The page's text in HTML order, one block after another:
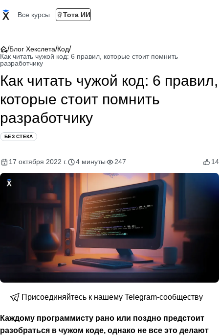
Все курсы Тота ИИ
/Блог Хекслета/Код/
Как читать чужой код: 6 правил, которые стоит помнить
разработчику
Как читать чужой код: 6 правил,
которые стоит помнить
разработчику
БЕЗ СТЕКА
17 октября 2022 г. 4 минуты 247 14
Присоединяйтесь к нашему Telegram-сообществу
Каждому программисту рано или поздно предстоит
разобраться в чужом коде, однако не все это делают